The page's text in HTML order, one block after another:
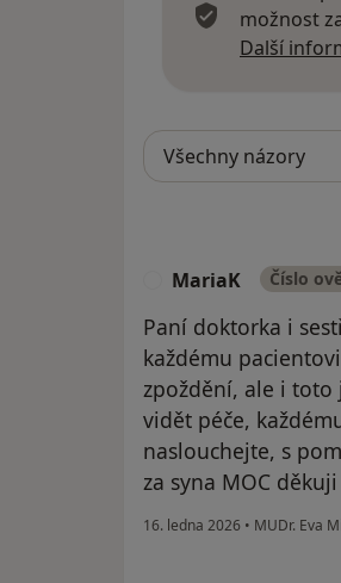
možnost
Další
MariaK Číslo
Paní doktorka i
každému
zpoždění, ale i toto
vidět péče,
naslouchejte, s
za syna MOC děkuji
16. ledna 2026 • MUDr. Eva